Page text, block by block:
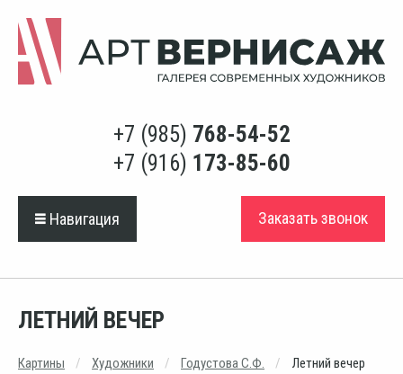
+7 (985) 768-54-52
+7 (916) 173-85-60
Навигация Заказать звонок
ЛЕТНИЙ ВЕЧЕР
Картины Художники Годустова С.Ф. Летний вечер